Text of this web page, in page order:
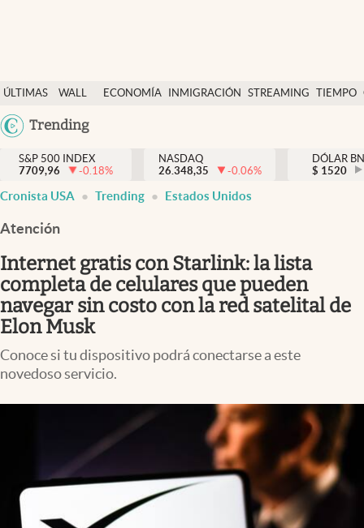
ÚLTIMAS
NOTICIAS
WALL
DÓLAR
ECONOMÍA INMIGRACIÓN STREAMING TIEMPO
México
Trending
Finanzas y economía
Wall Street y dólar
Inmigración
Espiritual
Streaming
Lifestyle
S&P 500 INDEX
7709,96
-0.18%
NASDAQ
26.348,35
-0.06%
DÓLAR
$ 1520
Cronista USA Trending Estados Unidos
Atención
Internet gratis con Starlink: la lista
completa de celulares que pueden
navegar sin costo con la red satelital de
Elon Musk
Conoce si tu dispositivo podrá conectarse a este
novedoso servicio.